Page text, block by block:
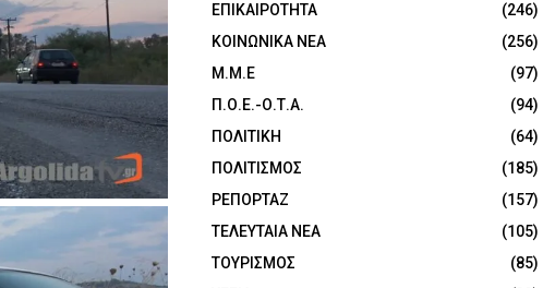
ΕΠΙΚΑΙΡΟΤΗΤΑ
(246)
ΚΟΙΝΩΝΙΚΑ ΝΕΑ
(256)
Μ.Μ.Ε
(97)
Π.Ο.Ε.-Ο.Τ.Α.
(94)
ΠΟΛΙΤΙΚΗ
(64)
ΠΟΛΙΤΙΣΜΟΣ
(185)
ΡΕΠΟΡΤΑΖ
(157)
ΤΕΛΕΥΤΑΙΑ ΝΕΑ
(105)
ΤΟΥΡΙΣΜΟΣ
(85)